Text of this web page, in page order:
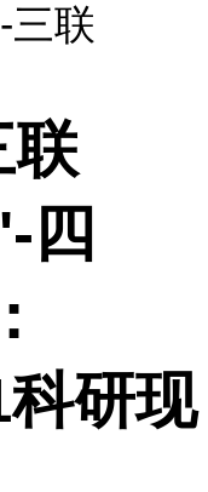
三联
四
研现